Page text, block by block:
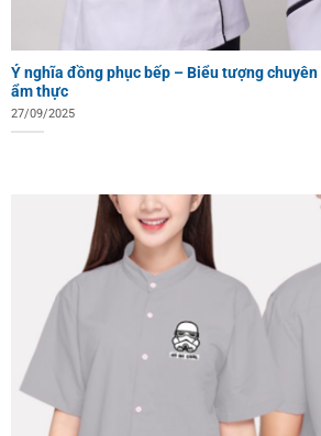
Ý nghĩa đồng phục bếp – Biểu tượng
ẩm thực
27/09/2025